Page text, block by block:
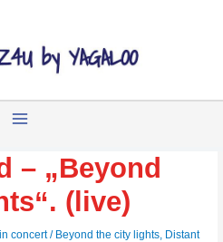
– „Beyond
(live)
concert/ Beyond the city lights, Distant